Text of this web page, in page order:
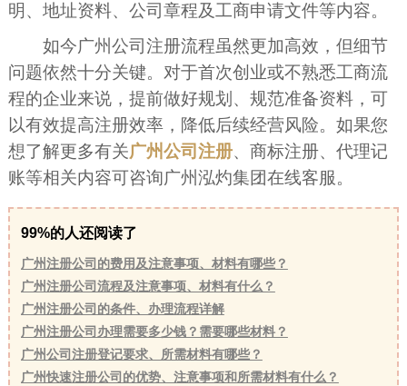
明、地址资料、公司章程及工商申请文件等内容。
如今广州公司注册流程虽然更加高效，但细节
问题依然十分关键。对于首次创业或不熟悉工商流
程的企业来说，提前做好规划、规范准备资料，可
以有效提高注册效率，降低后续经营风险。如果您
想了解更多有关广州公司注册、商标注册、代理记
账等相关内容可咨询广州泓灼集团在线客服。
99%的人还阅读了
广州注册公司的费用及注意事项、材料有哪些？
广州注册公司流程及注意事项、材料有什么？
广州注册公司的条件、办理流程详解
广州注册公司办理需要多少钱？需要哪些材料？
广州公司注册登记要求、所需材料有哪些？
广州快速注册公司的优势、注意事项和所需材料有什么？